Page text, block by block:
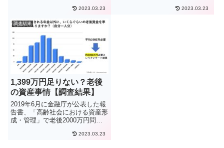
かなか先は見えません。そんな
外食産業の業績を悪化させまし
た...
2023.03.23
それぞれですが、ほとんどのゴル
2023.03.23
調査結果
1,399万円足りない？老後
の資産事情【調査結果】
2019年6月に金融庁が公表した報
告書、「高齢社会における資産形
成・管理」で老後2000万円問題
ケートは、誰もが訪れる老後の資
2023.03.23